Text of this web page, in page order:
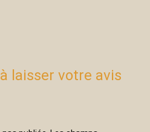
laisser votre avis